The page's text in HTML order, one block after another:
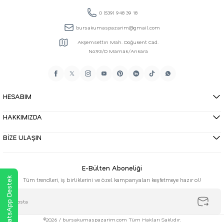
0 (539) 948 39 18
bursakumaspazarim@gmail.com
Akşemsettin Mah. Doğukent Cad.
No:93/D Mamak/Ankara
HESABIM
HAKKIMIZDA
BİZE ULAŞIN
E-Bülten Aboneliği
Tüm trendleri, iş birliklerini ve özel kampanyaları keşfetmeye hazır ol!
©2026 / bursakumaspazarim.com Tüm Hakları Saklıdır.
WhatsApp Destek